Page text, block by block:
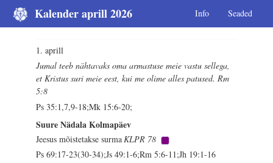
Kalender aprill 2026 Info Seaded
1. aprill
Jumal teeb nähtavaks oma armastuse meie vastu sellega,
et Kristus suri meie eest, kui me olime alles patused. Rm
5:8
Ps 35:1,7,9-18;Mk 15:6-20;
Suure Nädala Kolmapäev
Jeesus mõistetakse surma KLPR 78
Ps 69:17-23(30-34);Js 49:1-6;Rm 5:6-11;Jh 19:1-16